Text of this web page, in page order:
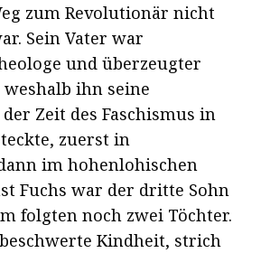
zum Revolutionär nicht
Sein Vater war
und überzeugter
ihn seine
Zeit des Faschismus in
zuerst in
im hohenlohischen
Fuchs war der dritte Sohn
folgten noch zwei Töchter.
Kindheit, strich